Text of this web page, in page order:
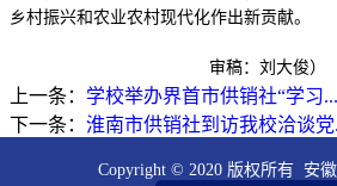
乡村振兴和农业农村现代化作出新贡献。
（供稿
审稿：刘大俊）
上一条： 学校举办界首市供销社“学习...
下一条： 淮南市供销社到访我校洽谈党
Copyright © 2020 版权所有 安